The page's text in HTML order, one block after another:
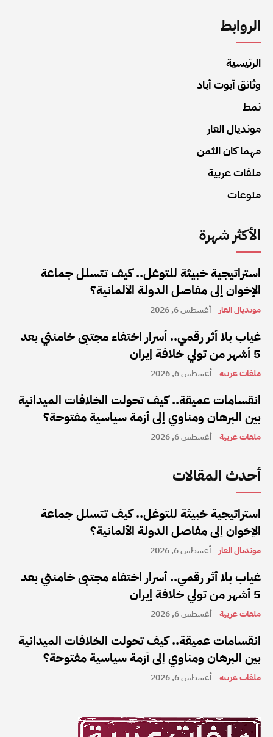
الروابط
الرئيسية
وثائق أبوت أباد
نمط
مونديال العار
مهما كان الثمن
ملفات عربية
منوعات
الأكثر شهرة
استراتيجية خبيثة للتوغل.. كيف تتسلل جماعة
الإخوان إلى مفاصل الدولة الألمانية؟
مونديال العار أغسطس 6, 2026
غياب بلا أثر رقمي.. أسرار اختفاء مجتبى خامنئي بعد
5 أشهر من تولي خلافة إيران
ملفات عربية أغسطس 6, 2026
انقسامات عميقة.. كيف تحولت الخلافات الميدانية
بين البرهان ومناوي إلى أزمة سياسية مفتوحة؟
ملفات عربية أغسطس 6, 2026
أحدث المقالات
استراتيجية خبيثة للتوغل.. كيف تتسلل جماعة
الإخوان إلى مفاصل الدولة الألمانية؟
مونديال العار أغسطس 6, 2026
غياب بلا أثر رقمي.. أسرار اختفاء مجتبى خامنئي بعد
5 أشهر من تولي خلافة إيران
ملفات عربية أغسطس 6, 2026
انقسامات عميقة.. كيف تحولت الخلافات الميدانية
بين البرهان ومناوي إلى أزمة سياسية مفتوحة؟
ملفات عربية أغسطس 6, 2026